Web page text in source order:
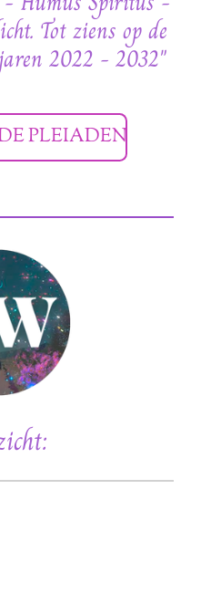
Tot ziens op de
2022 - 2032"
PLEIADEN